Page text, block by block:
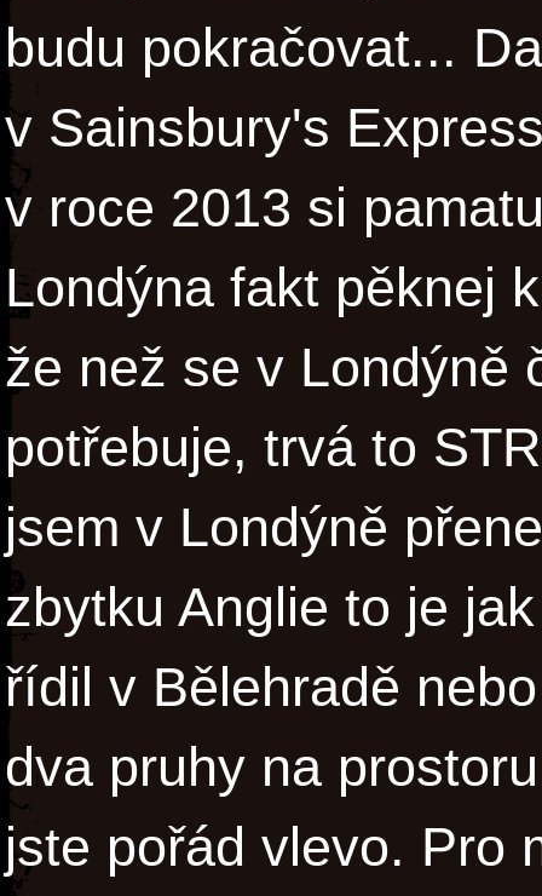
budu pokračovat...
v Sainsbury's
v roce 2013 si
Londýna fakt pěknej
že než se v Londýně
potřebuje, trvá to
jsem v Londýně
zbytku Anglie to je
řídil v Bělehradě
dva pruhy na
jste pořád vlevo. Pro